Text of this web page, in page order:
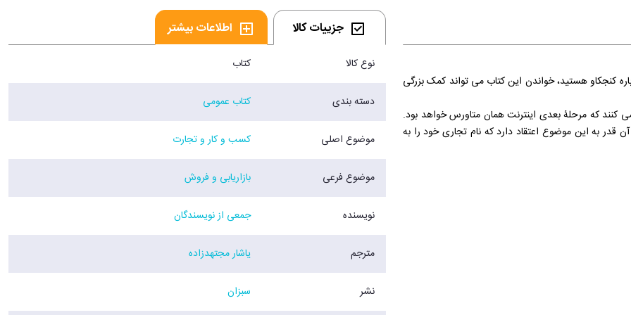
کنجکاو هستید، خواندن این کتاب می تواند کمک بزرگی
کنند که مرحلۀ بعدی اینترنت همان متاورس خواهد بود.
به این موضوع اعتقاد دارد که نام تجاری خود را به
که به طور فیزیکی در کنار شما نیستند به گشت وگذار و
جزییات کالا اطلاعات بیشتر
نوع کالا کتاب
دسته بندی کتاب عمومی
موضوع اصلی کسب و کار و تجارت
موضوع فرعی بازاریابی و فروش
نویسنده جمعی از نویسندگان
مترجم یاشار مجتهدزاده
نشر سبزان